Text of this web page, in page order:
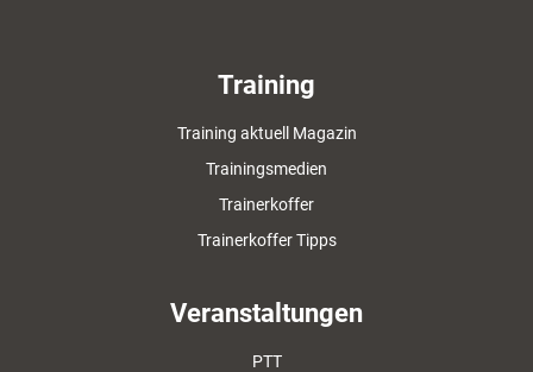
Training
Training aktuell Magazin
Trainingsmedien
Trainerkoffer
Trainerkoffer Tipps
Veranstaltungen
PTT